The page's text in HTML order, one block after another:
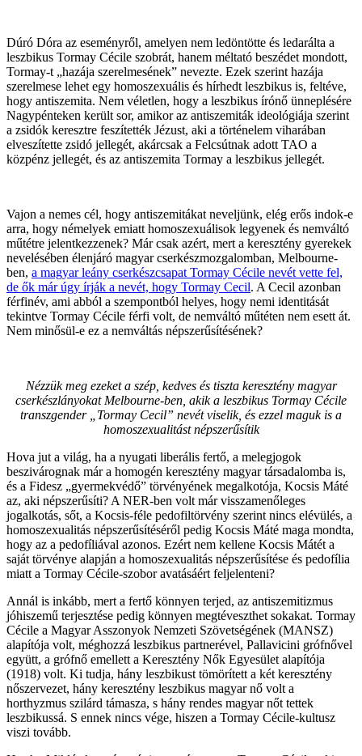
Dúró Dóra az eseményről, amelyen nem ledöntötte és ledarálta a
leszbikus Tormay Cécile szobrát, hanem méltató beszédet mondott,
Tormay-t „hazája szerelmesének” nevezte. Ezek szerint hazája
szerelmese lehet egy homoszexuális és hírhedt leszbikus is, feltéve,
hogy antiszemita. Nem véletlen, hogy a leszbikus írónő ünneplésére
Nagypénteken került sor, amikor az antiszemiták ideológiája szerint
a zsidók keresztre feszítették Jézust, aki a történelem viharában
elveszítette zsidó jellegét, akárcsak a Felcsútnak adott TAO a
közpénz jellegét, és az antiszemita Tormay a leszbikus jellegét.
Vajon a nemes cél, hogy antiszemitákat neveljünk, elég erős indok-e
arra, hogy némelyek emiatt homoszexuálisok legyenek és nemváltó
műtétre jelentkezzenek? Már csak azért, mert a keresztény gyerekek
nevelésében élenjáró magyar cserkészmozgalomban, Melbourne-
ben, a magyar leány cserkészcsapat Tormay Cécile nevét vette fel,
de ők már úgy írják a nevét, hogy Tormay Cecil. A Cecil azonban
férfinév, ami abból a szempontból helyes, hogy nemi identitását
tekintve Tormay Cécile férfi volt, de nemváltó műtéten nem esett át.
Nem minősül-e ez a nemváltás népszerűsítésének?
Nézzük meg ezeket a szép, kedves és tiszta keresztény magyar
cserkészlányokat Melbourne-ben, akik a leszbikus Tormay Cécile
transzgender „Tormay Cecil” nevét viselik, és ezzel maguk is a
homoszexualitást népszerűsítik
Hova jut a világ, ha a nyugati liberális fertő, a melegjogok
beszivárognak már a homogén keresztény magyar társadalomba is,
és a Fidesz „gyermekvédő” törvényének megalkotója, Kocsis Máté
az, aki népszerűsíti? A NER-ben volt már visszamenőleges
jogalkotás, sőt, a Kocsis-féle pedofiltörvény szerint nincs elévülés, a
homoszexualitás népszerűsítéséről pedig Kocsis Máté maga mondta,
hogy az a pedofíliával azonos. Ezért nem kellene Kocsis Mátét a
saját törvénye alapján a homoszexualitás népszerűsítése és pedofília
miatt a Tormay Cécile-szobor avatásáért feljelenteni?
Annál is inkább, mert a fertő könnyen terjed, az antiszemitizmus
jóhiszemű terjesztése pedig könnyen megtéveszthet sokakat. Tormay
Cécile a Magyar Asszonyok Nemzeti Szövetségének (MANSZ)
alapítója volt, méghozzá leszbikus partnerével, Pallavicini grófnővel
együtt, a grófnő emellett a Keresztény Nők Egyesület alapítója
(1918) volt. Ki tudja, hány leszbikust tömörített a két keresztény
nőszervezet, hány keresztény leszbikus magyar nő volt a
horthyzmus szilárd támasza, s hány rendes magyar nőt tettek
leszbikussá. S ennek nincs vége, hiszen a Tormay Cécile-kultusz
viszi tovább.